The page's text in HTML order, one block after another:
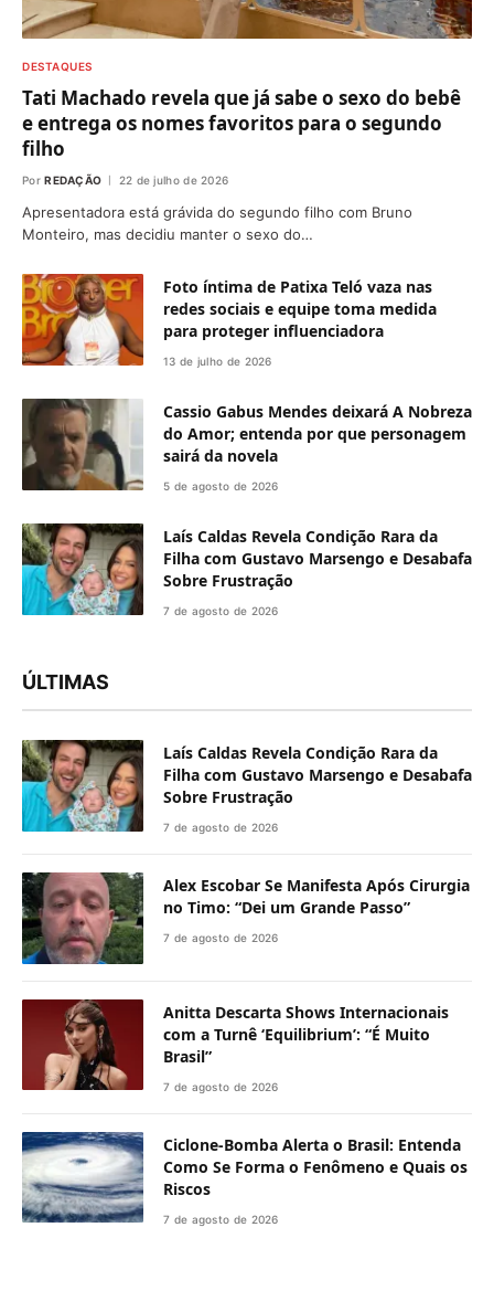
DESTAQUES
Tati Machado revela que já sabe o sexo do bebê
e entrega os nomes favoritos para o segundo
filho
Por REDAÇÃO 22 de julho de 2026
Apresentadora está grávida do segundo filho com Bruno
Monteiro, mas decidiu manter o sexo do…
Foto íntima de Patixa Teló vaza nas
redes sociais e equipe toma medida
para proteger influenciadora
13 de julho de 2026
Cassio Gabus Mendes deixará A Nobreza
do Amor; entenda por que personagem
sairá da novela
5 de agosto de 2026
Laís Caldas Revela Condição Rara da
Filha com Gustavo Marsengo e Desabafa
Sobre Frustração
7 de agosto de 2026
ÚLTIMAS
Laís Caldas Revela Condição Rara da
Filha com Gustavo Marsengo e Desabafa
Sobre Frustração
7 de agosto de 2026
Alex Escobar Se Manifesta Após Cirurgia
no Timo: “Dei um Grande Passo”
7 de agosto de 2026
Anitta Descarta Shows Internacionais
com a Turnê ‘Equilibrium’: “É Muito
Brasil”
7 de agosto de 2026
Ciclone-Bomba Alerta o Brasil: Entenda
Como Se Forma o Fenômeno e Quais os
Riscos
7 de agosto de 2026